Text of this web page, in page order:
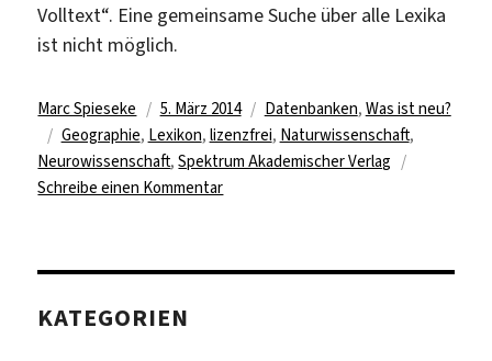
Volltext“. Eine gemeinsame Suche über alle Lexika
ist nicht möglich.
Autor
Marc Spieseke
Veröffentlicht
am
5. März 2014 Kategorien
Datenbanken, Was ist neu?
Schlagwörter
Geographie, Lexikon, lizenzfrei, Naturwissenschaft,
Neurowissenschaft,Spektrum Akademischer Verlag
Schreibe einen Kommentarzu
auf
KATEGORIEN